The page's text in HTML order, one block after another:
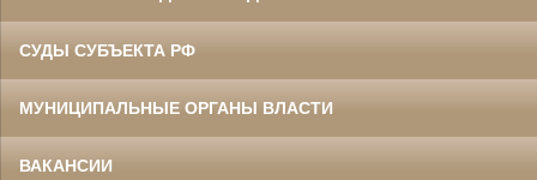
СУДЫ СУБЪЕКТА РФ
МУНИЦИПАЛЬНЫЕ ОРГАНЫ ВЛАСТИ
ВАКАНСИИ